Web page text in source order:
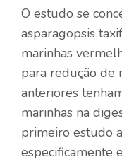
O estudo se
asparagopsis
marinhas
para redução de
anteriores
marinhas na
primeiro estudo
especificamente